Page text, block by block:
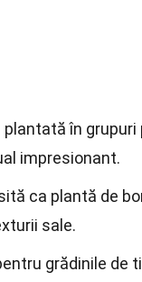
plantată în grupuri
impresionant.
ca plantă de
sale.
grădinile de